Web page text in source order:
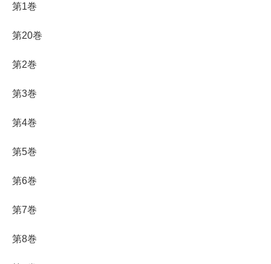
第1巻
第20巻
第2巻
第3巻
第4巻
第5巻
第6巻
第7巻
第8巻